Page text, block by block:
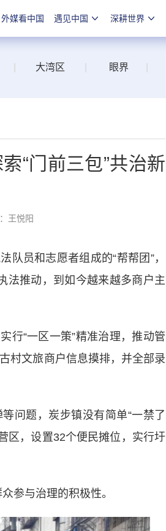
外媒看中国 遇见中国 深耕世界
大湾区 眼界
“门前三包”共治新
王悦阳
员和志愿者组成的“帮帮团”，
法推动，到如今越来越多商户主
“一区一策”精准治理，推动管
村文旅商户信息摸排，并全部录
问题，炭步镇没有简单“一禁了
区，设置32个便民摊位，实行圩
参与治理的积极性。